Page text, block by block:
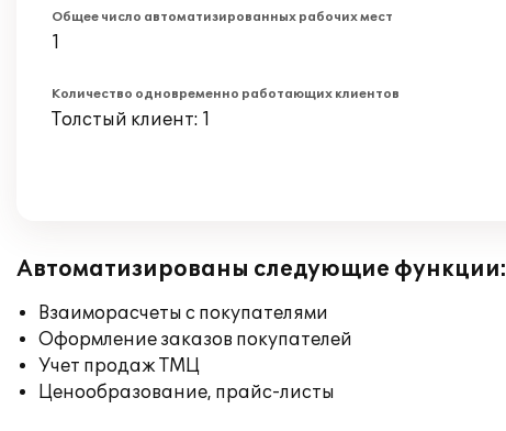
Общее число автоматизированных рабочих мест
1
Количество одновременно работающих клиентов
Толстый клиент: 1
Автоматизированы следующие функции:
Взаиморасчеты с покупателями
Оформление заказов покупателей
Учет продаж ТМЦ
Ценообразование, прайс-листы